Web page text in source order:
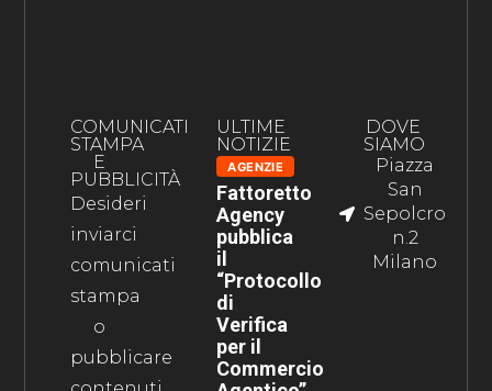
COMUNICATI
STAMPA
E
PUBBLICITÀ
Desideri
inviarci
comunicati
stampa
o
pubblicare
ULTIME
NOTIZIE
AGENZIE
Fattoretto
Agency
pubblica
il
“Protocollo
di
Verifica
per il
Commercio
DOVE
SIAMO
Piazza
San
Sepolcro
n.2
Milano